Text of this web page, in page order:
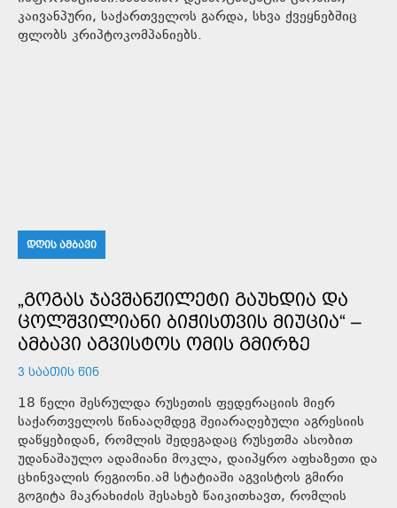
კაივანპური, საქართველოს გარდა, სხვა ქვეყნებშიც
ფლობს კრიპტოკომპანიებს.
ᲓᲦᲘᲡ ᲐᲛᲑᲐᲕᲘ
„ᲒᲝᲒᲐᲡ ᲯᲐᲕᲨᲐᲜᲟᲘᲚᲔᲢᲘ ᲒᲐᲣᲮᲓᲘᲐ ᲓᲐ
ᲪᲝᲚᲨᲕᲘᲚᲘᲐᲜᲘ ᲑᲘᲭᲘᲡᲗᲕᲘᲡ ᲛᲘᲣᲪᲘᲐ“ –
ᲐᲛᲑᲐᲕᲘ ᲐᲒᲕᲘᲡᲢᲝᲡ ᲝᲛᲘᲡ ᲒᲛᲘᲠᲖᲔ
3 ᲡᲐᲐᲗᲘᲡ ᲬᲘᲜ
18 წელი შესრულდა რუსეთის ფედერაციის მიერ
საქართველოს წინააღმდეგ შეიარაღებული აგრესიის
დაწყებიდან, რომლის შედეგადაც რუსეთმა ასობით
უდანაშაულო ადამიანი მოკლა, დაიპყრო აფხაზეთი და
ცხინვალის რეგიონი.ამ სტატიაში აგვისტოს გმირი
გოგიტა მაკრახიძის შესახებ წაიკითხავთ, რომლის